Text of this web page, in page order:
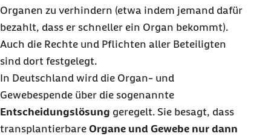
Organen zu verhindern (etwa indem jemand dafür
bezahlt, dass er schneller ein Organ bekommt).
Auch die Rechte und Pflichten aller Beteiligten
sind dort festgelegt.
In Deutschland wird die Organ- und
Gewebespende über die sogenannte
Entscheidungslösung geregelt. Sie besagt, dass
transplantierbare Organe und Gewebe nur dann